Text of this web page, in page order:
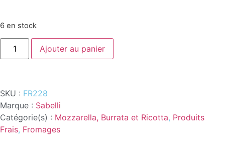
6 en stock
Ajouter au panier
SKU : FR228
Marque : Sabelli
Catégorie(s) : Mozzarella, Burrata et Ricotta, Produits
Frais, Fromages